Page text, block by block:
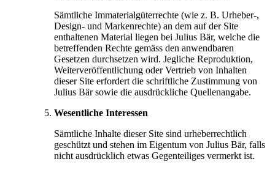
Sämtliche Immaterialgüterrechte (wie z. B. Urheber-,
Design- und Markenrechte) an dem auf der Site
enthaltenen Material liegen bei Julius Bär, welche die
betreffenden Rechte gemäss den anwendbaren
Gesetzen durchsetzen wird. Jegliche Reproduktion,
Weiterveröffentlichung oder Vertrieb von Inhalten
dieser Site erfordert die schriftliche Zustimmung von
Julius Bär sowie die ausdrückliche Quellenangabe.
Wesentliche Interessen
Sämtliche Inhalte dieser Site sind urheberrechtlich
geschützt und stehen im Eigentum von Julius Bär, falls
nicht ausdrücklich etwas Gegenteiliges vermerkt ist.